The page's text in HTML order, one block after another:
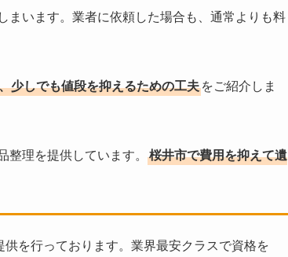
まいます。業者に依頼した場合も、通常よりも料
少しでも値段を抑えるための工夫をご紹介しま
理を提供しています。 桜井市で費用を抑えて遺
供を行っております。業界最安クラスで資格を